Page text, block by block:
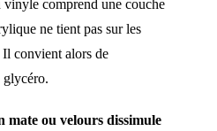
comprend une couche
ne tient pas sur les
Il convient alors de
glycéro.
mate ou velours dissimule